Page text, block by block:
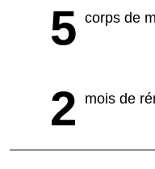
5 corps de
2 mois de